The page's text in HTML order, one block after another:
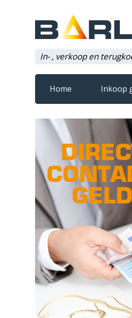
In- , verkoop en
Home Inkoop